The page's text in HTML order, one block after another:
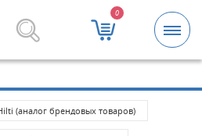
0
изделия оптом.
(аналог брендовых товаров)